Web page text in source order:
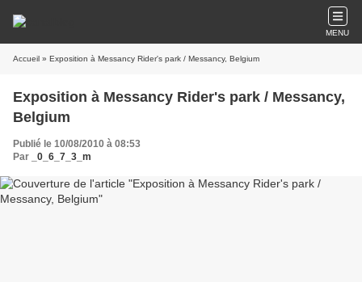
MENU
Accueil » Exposition à Messancy Rider's park / Messancy, Belgium
Exposition à Messancy Rider's park / Messancy,
Belgium
Publié le 10/08/2010 à 08:53
Par
_0_6_7_3_m